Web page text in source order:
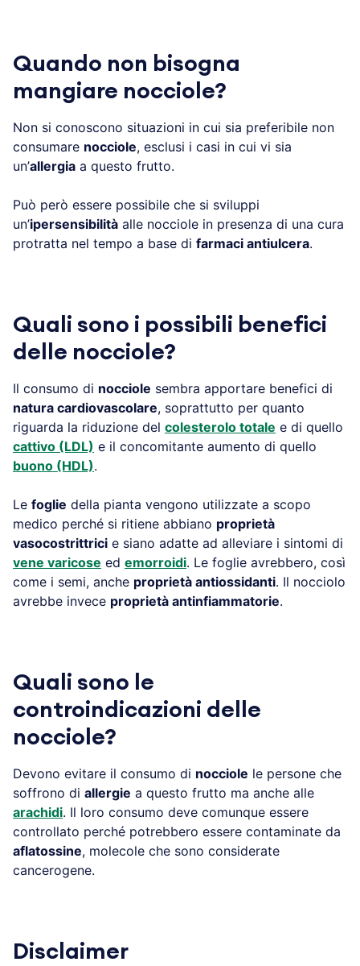
Quando non bisogna
mangiare nocciole?
Non si conoscono situazioni in cui sia preferibile non
consumare nocciole, esclusi i casi in cui vi sia
un’allergia a questo frutto.
Può però essere possibile che si sviluppi
un’ipersensibilità alle nocciole in presenza di una cura
protratta nel tempo a base di farmaci antiulcera.
Quali sono i possibili benefici
delle nocciole?
Il consumo di nocciole sembra apportare benefici di
natura cardiovascolare, soprattutto per quanto
riguarda la riduzione del colesterolo totale e di quello
cattivo (LDL) e il concomitante aumento di quello
buono (HDL).
Le foglie della pianta vengono utilizzate a scopo
medico perché si ritiene abbiano proprietà
vasocostrittrici e siano adatte ad alleviare i sintomi di
vene varicose ed emorroidi. Le foglie avrebbero, così
come i semi, anche proprietà antiossidanti. Il nocciolo
avrebbe invece proprietà antinfiammatorie.
Quali sono le
controindicazioni delle
nocciole?
Devono evitare il consumo di nocciole le persone che
soffrono di allergie a questo frutto ma anche alle
arachidi. Il loro consumo deve comunque essere
controllato perché potrebbero essere contaminate da
aflatossine, molecole che sono considerate
cancerogene.
Disclaimer